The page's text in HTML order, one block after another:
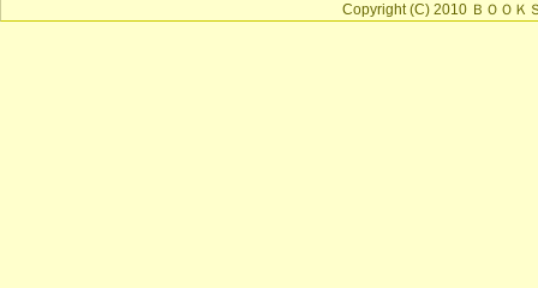
Copyright (C) 2010 ＢＯＯ